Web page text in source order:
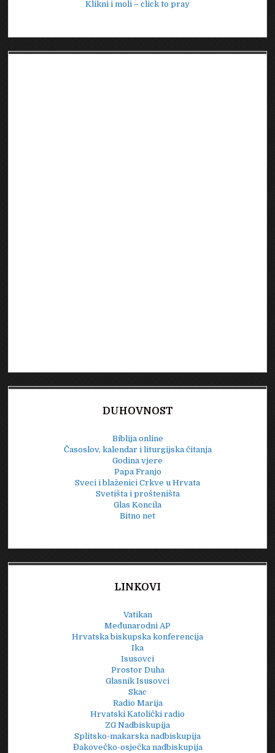
Klikni i moli – click to pray
DUHOVNOST
Biblija online
Časoslov, kalendar i liturgijska čitanja
Godina vjere
Papa Franjo
Sveci i blaženici Crkve u Hrvata
Svetišta i prošteništa
Glas Koncila
Bitno net
LINKOVI
Vatikan
Međunarodni AP
Hrvatska biskupska konferencija
Ika
Isusovci
Prostor Duha
Glasnik Isusovci
Skac
Radio Marija
Hrvatski Katolički radio
ZG Nadbiskupija
Splitsko-makarska nadbiskupija
Đakovečko-osječka nadbiskupija